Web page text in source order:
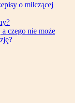
o milczącej
czego nie może